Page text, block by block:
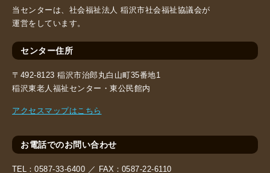
当センターは、社会福祉法人 稲沢市社会福祉協議会が
運営をしています。
センター住所
〒492-8123 稲沢市治郎丸白山町35番地1
稲沢東老人福祉センター・東公民館内
アクセスマップはこちら
お電話でのお問い合わせ
TEL： 0587-33-6400 ／ FAX： 0587-22-6110